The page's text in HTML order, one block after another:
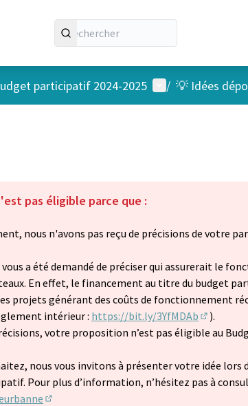
participatif 2024-2025 Menu utilisateur
/ 💡 Idées
pas éligible parce que :
nous n'avons pas reçu de précisions de votre
a été demandé de préciser qui assurerait le
En effet, le financement au titre du budget
projets générant des coûts de fonctionnement
intérieur : https://bit.ly/3YfMDAb
(Lien
).
votre proposition n’est pas éligible au
nous vous invitons à présenter votre idée lors
Pour plus d’information, n’hésitez pas à